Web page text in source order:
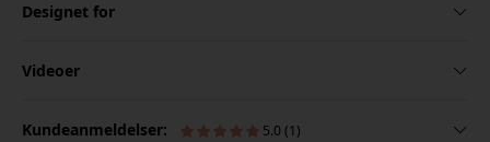
Designet for
Videoer
Kundeanmeldelser: 5.0 (1)